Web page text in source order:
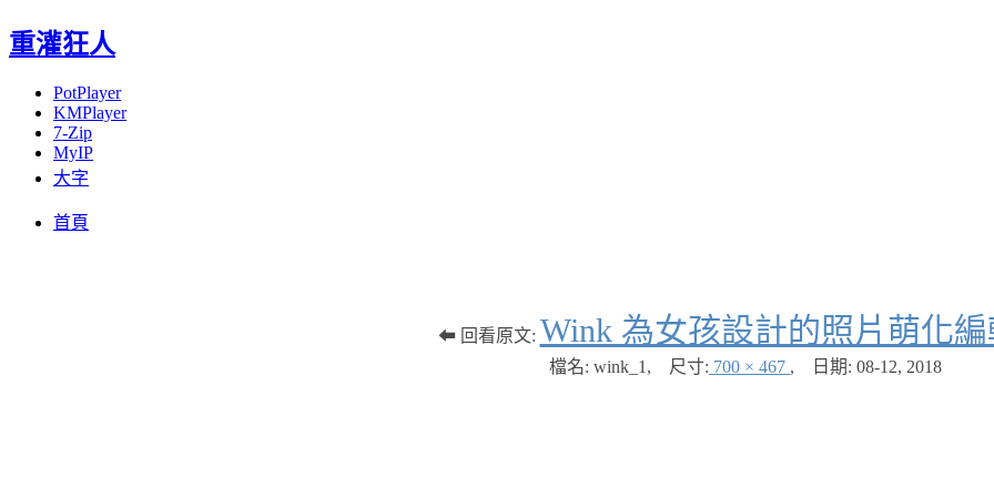
重灌狂人
PotPlayer
KMPlayer
7-Zip
MyIP
大字
首頁
⬅ 回看原文: Wink 為女孩設計的照片萌化
檔名: wink_1 , 尺寸: 700 × 467 , 日期: 08-12, 2018